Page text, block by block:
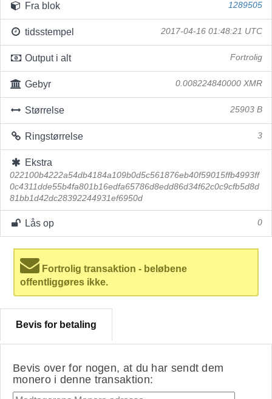
Fra blok 1289505
tidsstempel 2017-04-16 01:48:21 UTC
Output i alt Fortrolig
Gebyr 0.008224840000 XMR
Størrelse 25903 B
Ringstørrelse 3
Ekstra
022100b4222a54db4184a109b0d5c561876eb40f59015ffb4993ff
0c4311dde55b4fa801b16edfa65786d8edd86d34f62c0c9cfb5d8d
81bb1d42dc28392244931ef6950d
Lås op 0
Fortrolig transaktion - beløbene
offentliggøres ikke.
Bevis for betaling
Bevis over for nogen, at du har sendt dem
monero i denne transaktion: